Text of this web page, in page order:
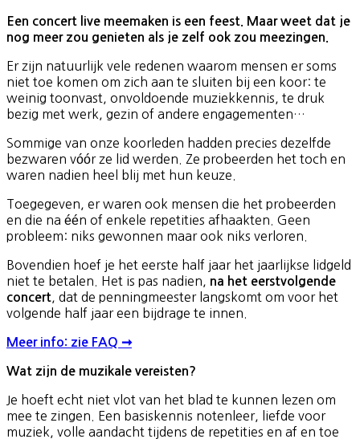
Een concert live meemaken is een feest. Maar weet dat je
nog meer zou genieten als je zelf ook zou meezingen.
Er zijn natuurlijk vele redenen waarom mensen er soms
niet toe komen om zich aan te sluiten bij een koor: te
weinig toonvast, onvoldoende muziekkennis, te druk
bezig met werk, gezin of andere engagementen…
Sommige van onze koorleden hadden precies dezelfde
bezwaren vóór ze lid werden. Ze probeerden het toch en
waren nadien heel blij met hun keuze.
Toegegeven, er waren ook mensen die het probeerden
en die na één of enkele repetities afhaakten. Geen
probleem: niks gewonnen maar ook niks verloren.
Bovendien hoef je het eerste half jaar het jaarlijkse lidgeld
niet te betalen. Het is pas nadien, na het eerstvolgende
concert , dat de penningmeester langskomt om voor het
volgende half jaar een bijdrage te innen.
Meer info: zie FAQ ➞
Wat zijn de muzikale vereisten?
Je hoeft echt niet vlot van het blad te kunnen lezen om
mee te zingen. Een basiskennis notenleer, liefde voor
muziek, volle aandacht tijdens de repetities en af en toe